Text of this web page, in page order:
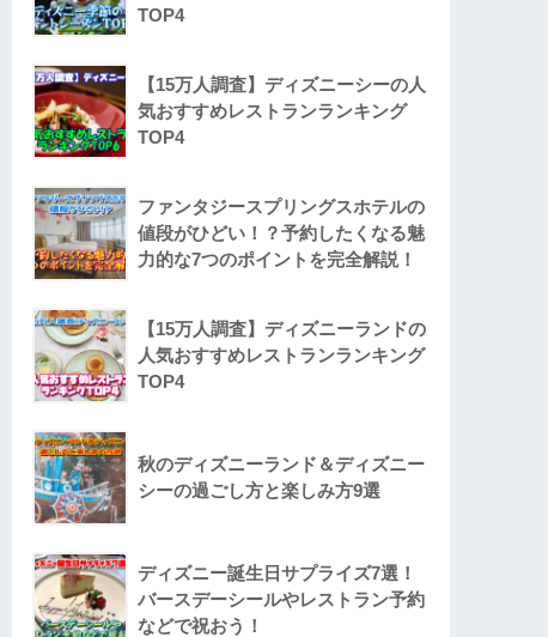
TOP4
【15万人調査】ディズニーシーの人
気おすすめレストランランキング
TOP4
ファンタジースプリングスホテルの
値段がひどい！？予約したくなる魅
力的な7つのポイントを完全解説！
【15万人調査】ディズニーランドの
人気おすすめレストランランキング
TOP4
秋のディズニーランド＆ディズニー
シーの過ごし方と楽しみ方9選
ディズニー誕生日サプライズ7選！
バースデーシールやレストラン予約
などで祝おう！